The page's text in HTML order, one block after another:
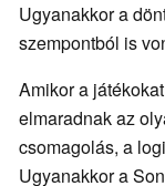
Ugyanakkor a
szempontból is
Amikor a
elmaradnak az
csomagolás, a
Ugyanakkor a